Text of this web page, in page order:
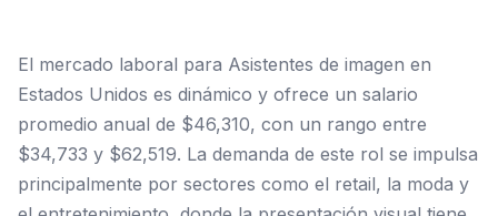
El mercado laboral para Asistentes de imagen en
Estados Unidos es dinámico y ofrece un salario
promedio anual de $46,310, con un rango entre
$34,733 y $62,519. La demanda de este rol se impulsa
principalmente por sectores como el retail, la moda y